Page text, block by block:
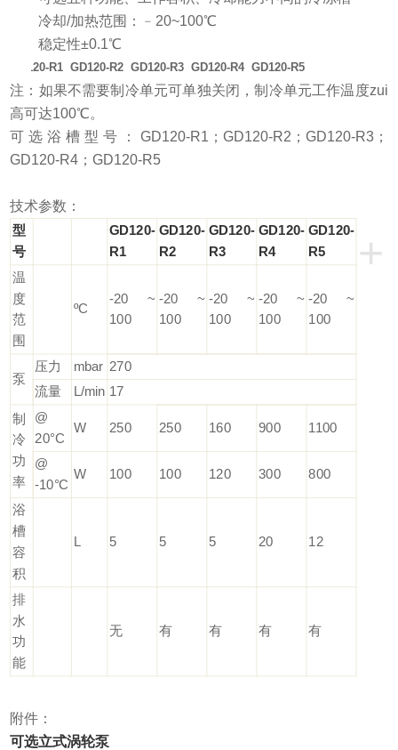
冷却/加热范围：﹣20~100℃
稳定性±0.1℃
GD120-R1 GD120-R2 GD120-R3 GD120-R4 GD120-R5
注：如果不需要制冷单元可单独关闭，制冷单元工作温度zui
高可达100℃。
可选浴槽型号：GD120-R1；GD120-R2；GD120-R3；
GD120-R4；GD120-R5
技术参数：
+
型
号
GD120-
R1
GD120-
R2
GD120-
R3
GD120-
R4
GD120-
R5
温
度
范
围
ºC
-20 ~
100
-20 ~
100
-20 ~
100
-20 ~
100
-20 ~
100
泵
压力 mbar 270
流量 L/min 17
制
冷
功
率
@
20°C
W 250 250 160 900 1100
@
-10°C
W 100 100 120 300 800
浴
槽
容
积
L 5 5 5 20 12
排
水
功
能
无 有 有 有 有
附件：
可选立式涡轮泵